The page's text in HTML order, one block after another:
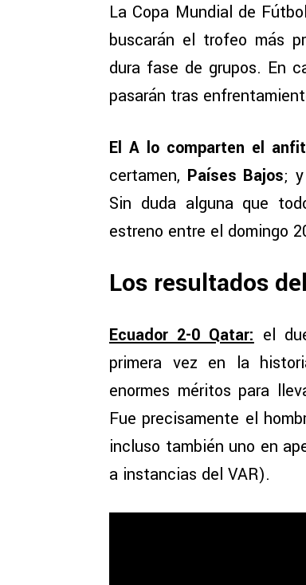
La Copa Mundial de
buscarán el trofeo más
dura fase de grupos. En
pasarán tras
El A lo comparten el
certamen, Países Bajos;
Sin duda alguna que
estreno entre el domingo
Los resultados
Ecuador 2-0 Qatar: el
primera vez en la
enormes méritos para
Fue precisamente el
incluso también uno en
a instancias del VAR).